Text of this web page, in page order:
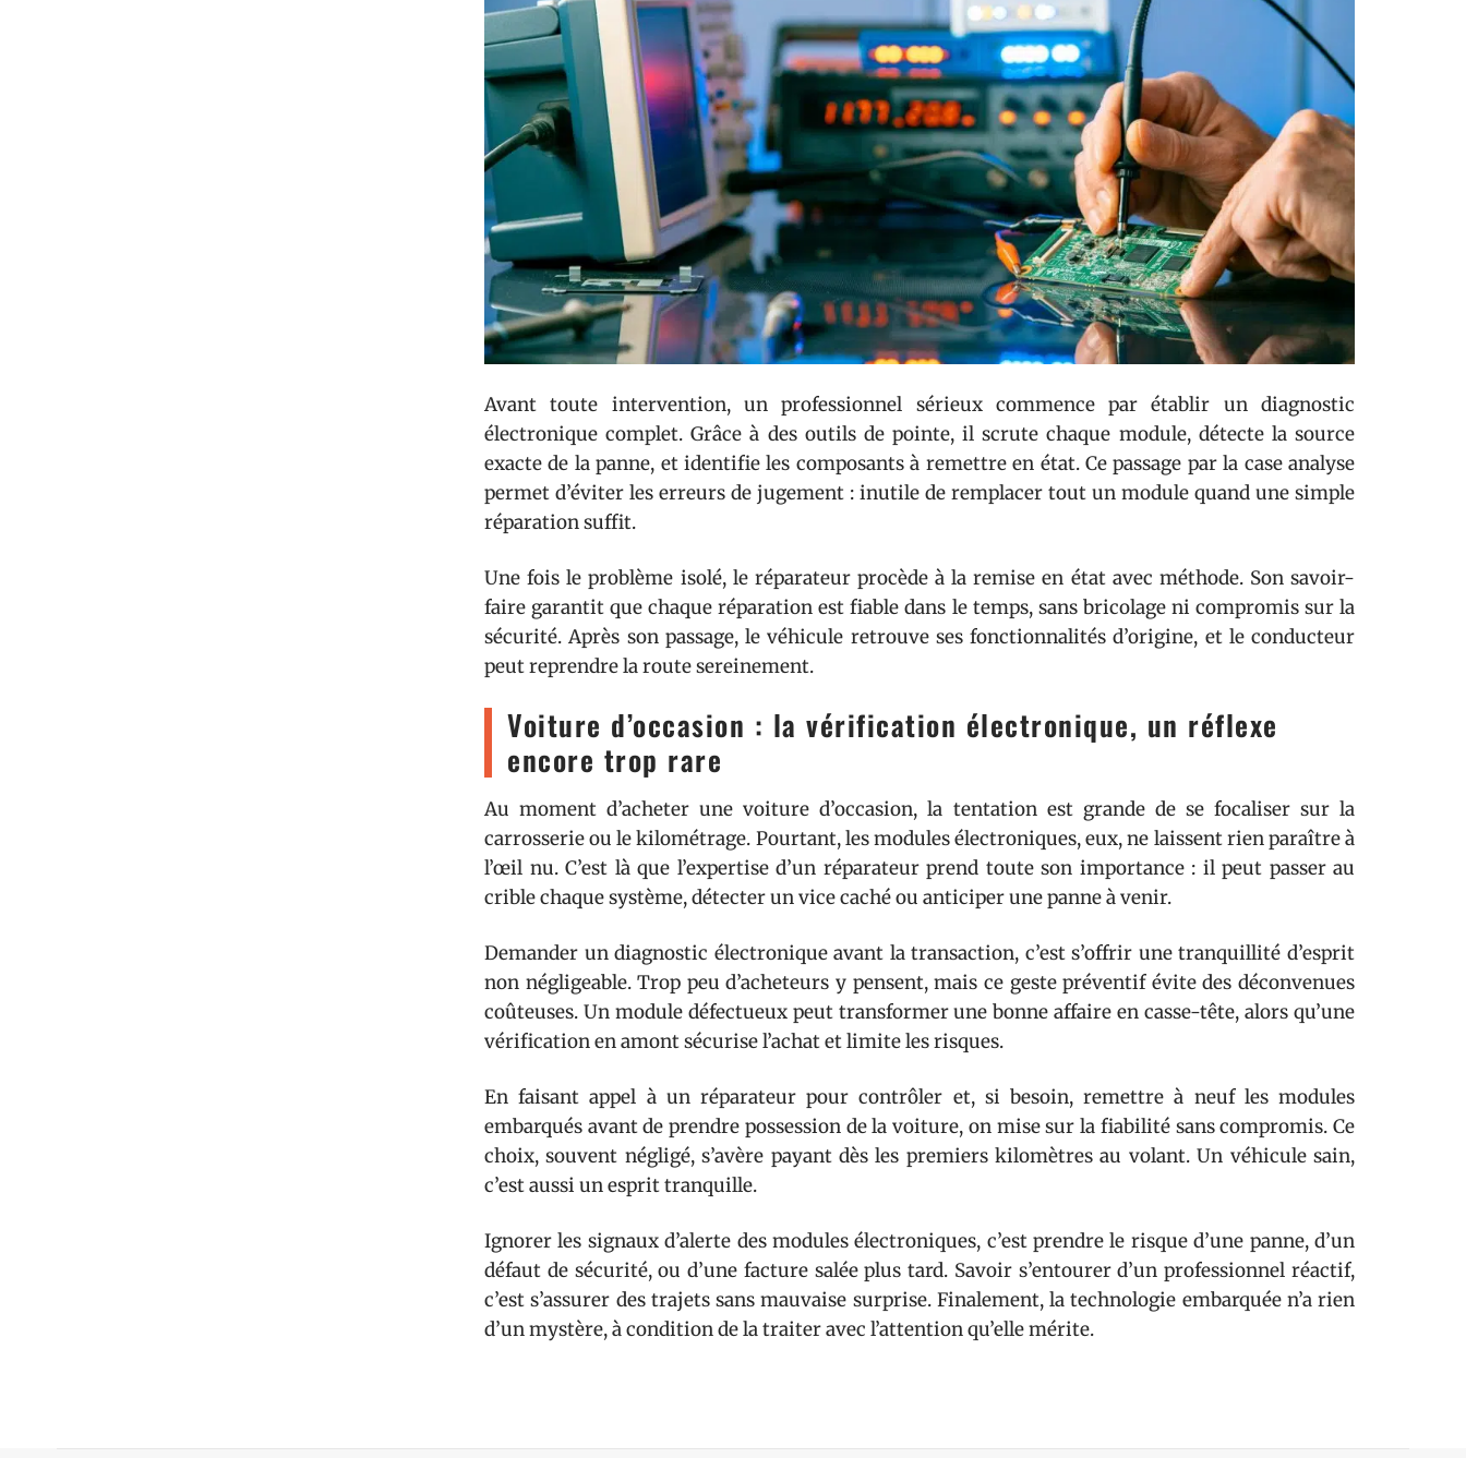
Avant toute intervention, un professionnel sérieux commence par établir un diagnostic
électronique complet. Grâce à des outils de pointe, il scrute chaque module, détecte la source
exacte de la panne, et identifie les composants à remettre en état. Ce passage par la case analyse
permet d’éviter les erreurs de jugement : inutile de remplacer tout un module quand une simple
réparation suffit.
Une fois le problème isolé, le réparateur procède à la remise en état avec méthode. Son savoir-
faire garantit que chaque réparation est fiable dans le temps, sans bricolage ni compromis sur la
sécurité. Après son passage, le véhicule retrouve ses fonctionnalités d’origine, et le conducteur
peut reprendre la route sereinement.
Voiture d’occasion : la vérification électronique, un réflexe
encore trop rare
Au moment d’acheter une voiture d’occasion, la tentation est grande de se focaliser sur la
carrosserie ou le kilométrage. Pourtant, les modules électroniques, eux, ne laissent rien paraître à
l’œil nu. C’est là que l’expertise d’un réparateur prend toute son importance : il peut passer au
crible chaque système, détecter un vice caché ou anticiper une panne à venir.
Demander un diagnostic électronique avant la transaction, c’est s’offrir une tranquillité d’esprit
non négligeable. Trop peu d’acheteurs y pensent, mais ce geste préventif évite des déconvenues
coûteuses. Un module défectueux peut transformer une bonne affaire en casse-tête, alors qu’une
vérification en amont sécurise l’achat et limite les risques.
En faisant appel à un réparateur pour contrôler et, si besoin, remettre à neuf les modules
embarqués avant de prendre possession de la voiture, on mise sur la fiabilité sans compromis. Ce
choix, souvent négligé, s’avère payant dès les premiers kilomètres au volant. Un véhicule sain,
c’est aussi un esprit tranquille.
Ignorer les signaux d’alerte des modules électroniques, c’est prendre le risque d’une panne, d’un
défaut de sécurité, ou d’une facture salée plus tard. Savoir s’entourer d’un professionnel réactif,
c’est s’assurer des trajets sans mauvaise surprise. Finalement, la technologie embarquée n’a rien
d’un mystère, à condition de la traiter avec l’attention qu’elle mérite.